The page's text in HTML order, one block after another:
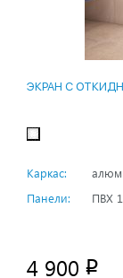
ЭКРАН С
Каркас:
Панели:
ПВХ
4 900 p